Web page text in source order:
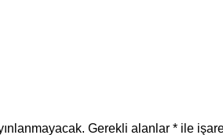
Gerekli alanlar * ile